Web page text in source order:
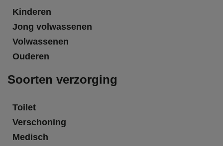
Kinderen
Jong volwassenen
Volwassenen
Ouderen
Soorten verzorging
Toilet
Verschoning
Medisch